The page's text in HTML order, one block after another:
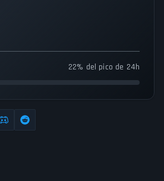
22% del pico de 24h